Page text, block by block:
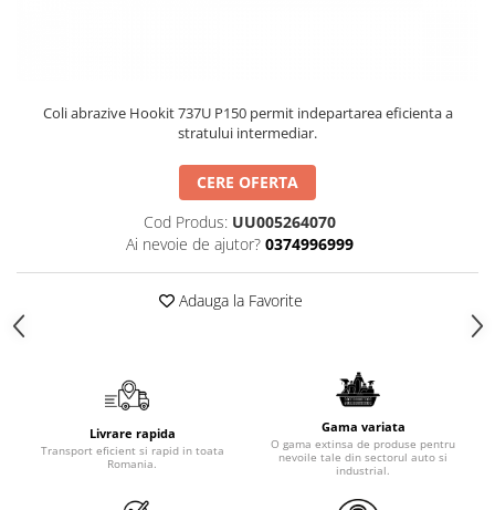
Coli abrazive Hookit 737U P150 permit indepartarea eficienta a
stratului intermediar.
CERE OFERTA
Cod Produs: UU005264070
Ai nevoie de ajutor? 0374996999
Adauga la Favorite
Livrare rapida
Transport eficient si rapid in toata
Romania.
Gama variata
O gama extinsa de produse pentru
nevoile tale din sectorul auto si
industrial.